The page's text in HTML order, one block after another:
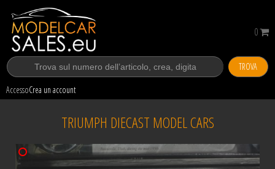
TROVA
AccessoCrea un account
0
TRIUMPH DIECAST MODEL CARS